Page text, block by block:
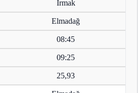
Irmak
Elmadağ
08:45
09:25
25,93